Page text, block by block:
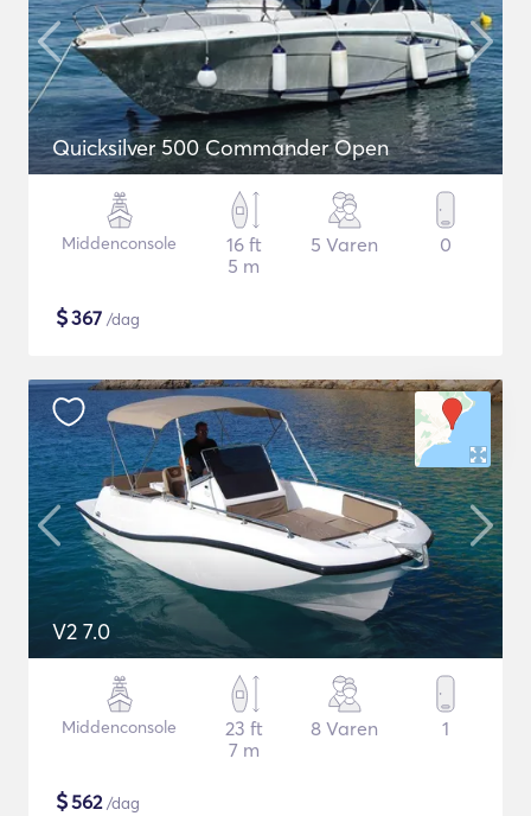
Quicksilver 500 Commander Open
Middenconsole
16 ft
5 m
5 Varen 0
$367 /dag
V2 7.0
Middenconsole
23 ft
7 m
8 Varen 1
$562/dag